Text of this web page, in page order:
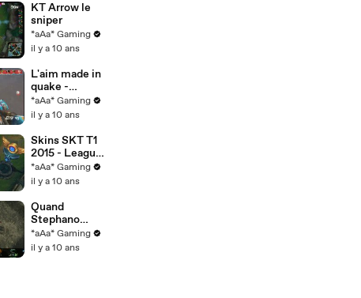
KT Arrow le
sniper
*aAa* Gaming
il y a 10 ans
L'aim made in
quake -
Overwatch
*aAa* Gaming
il y a 10 ans
Skins SKT T1
2015 - League
of Legends
*aAa* Gaming
il y a 10 ans
Quand
Stephano
roule sur herO
- SHOUTcraft
*aAa* Gaming
il y a 10 ans